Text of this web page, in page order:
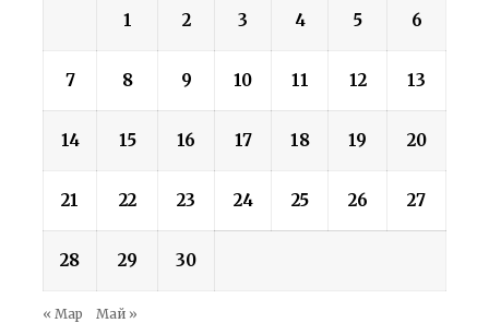
1 2 3 4 5 6
7 8 9 10 11 12 13
14 15 16 17 18 19 20
21 22 23 24 25 26 27
28 29 30
« Мар Май »